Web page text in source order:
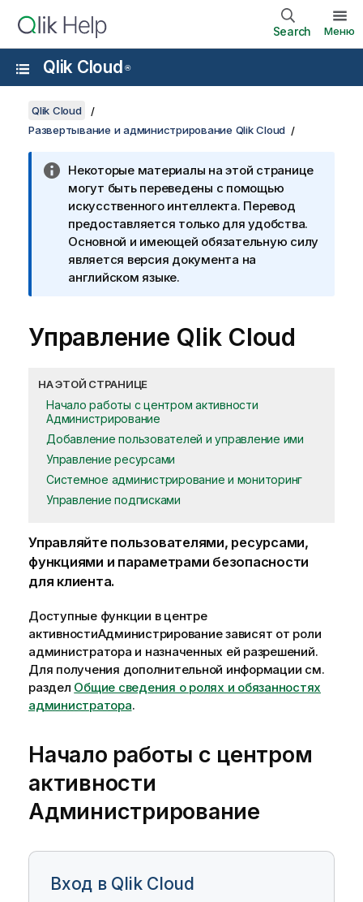
Search Меню
Qlik Cloud ®
Qlik Cloud
Развертывание и администрирование Qlik Cloud
Некоторые материалы на этой странице
могут быть переведены с помощью
искусственного интеллекта. Перевод
предоставляется только для удобства.
Основной и имеющей обязательную силу
является версия документа на
английском языке.
Управление Qlik Cloud
НА ЭТОЙ СТРАНИЦЕ
Начало работы с центром активности
Администрирование
Добавление пользователей и управление ими
Управление ресурсами
Системное администрирование и мониторинг
Управление подписками
Управляйте пользователями, ресурсами,
функциями и параметрами безопасности
для клиента.
Доступные функции в центре
активностиАдминистрированиезависят от роли
администратора и назначенных ей разрешений.
Для получения дополнительной информации см.
раздел Общие сведения о ролях и обязанностях
администратора.
Начало работы с центром
активности
Администрирование
Вход в Qlik Cloud